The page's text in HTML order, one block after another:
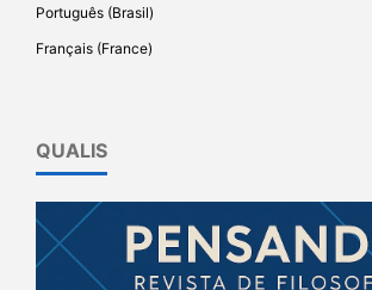
Português (Brasil)
Français (France)
QUALIS